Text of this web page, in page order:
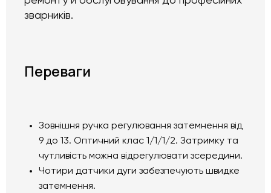
зварників.
Переваги
Зовнішня ручка регулювання затемнення від
9 до 13. Оптичний клас 1/1/1/2. Затримку та
чутливість можна відрегулювати зсередини.
Чотири датчики дуги забезпечують швидке
затемнення.